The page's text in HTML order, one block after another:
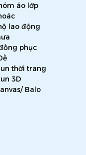
áo lớp
lao động
phục
thời trang
3D
Balo